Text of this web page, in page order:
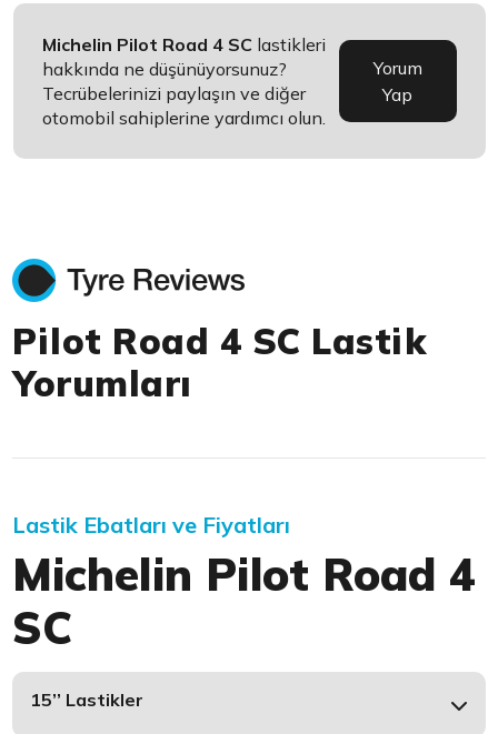
Michelin Pilot Road 4 SC lastikleri
hakkında ne düşünüyorsunuz?
Tecrübelerinizi paylaşın ve diğer
otomobil sahiplerine yardımcı olun.
Yorum
Yap
Pilot Road 4 SC Lastik
Yorumları
Lastik Ebatları ve Fiyatları
Michelin Pilot Road 4
SC
15’’ Lastikler